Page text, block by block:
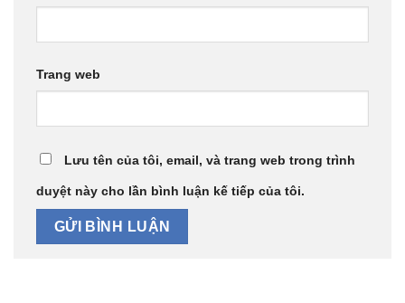
Trang web
Lưu tên của tôi, email, và trang web trong trình
duyệt này cho lần bình luận kế tiếp của tôi.